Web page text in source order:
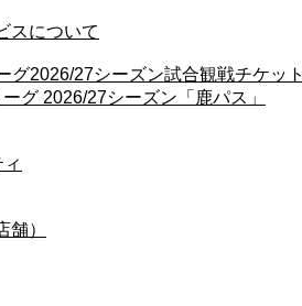
スについて
グ2026/27シーズン試合観戦チケット
グ 2026/27シーズン「鹿パス」
）